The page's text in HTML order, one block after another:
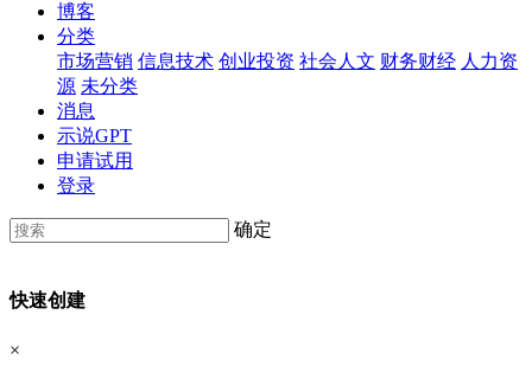
博客
分类
市场营销 信息技术 创业投资 社会人文 财务财经 人力资
源 未分类
消息
示说GPT
申请试用
登录
确定
快速创建
×